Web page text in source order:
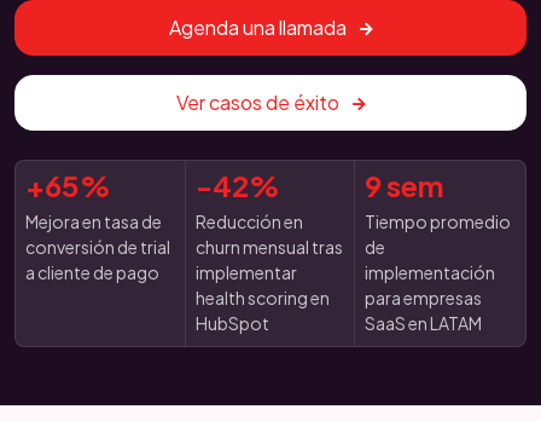
Agenda una llamada
Ver casos de éxito
+65%
Mejora en tasa de
conversión de trial
a cliente de pago
-42%
Reducción en
churn mensual tras
implementar
health scoring en
HubSpot
9 sem
Tiempo promedio
de
implementación
para empresas
SaaS en LATAM